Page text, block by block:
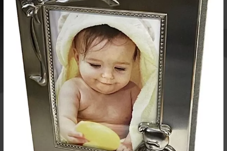
tinapintainen
määrä